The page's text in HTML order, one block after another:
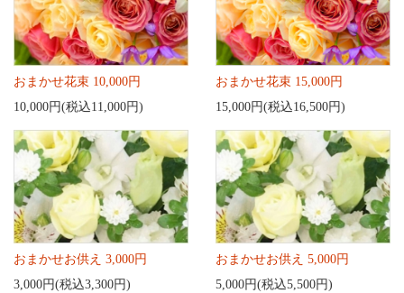
おまかせ花束 10,000円
10,000円(税込11,000円)
おまかせ花束 15,000円
15,000円(税込16,500円)
おまかせお供え 3,000円
3,000円(税込3,300円)
おまかせお供え 5,000円
5,000円(税込5,500円)